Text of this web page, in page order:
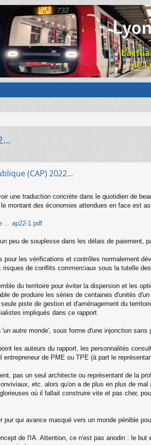
(CAP) 2022...
une traduction concrète dans le quotidien de
montant des économies attendues en face est
... ap22-1.pdf
peu de souplesse dans les délais de
les vérifications et contrôles normalement
de conflits commerciaux sous la tutelle
du territoire pour éviter la dispersion et les
de produire les séries de centaines d'unités
piste de gestion et d'aménagement du
impliqués dans ce rapport
autre monde', sous forme d'une injonction
les auteurs du rapport, les personnalités
de PME ou TPE (à part le
pas un seul architecte ou représentant de la
etc. alors qu'on a de plus en plus de
où il fallait construire vite et pas cher,
qui avance masqué vers un monde pénible
de l'IA. Attention, ce n'est pas anodin : le